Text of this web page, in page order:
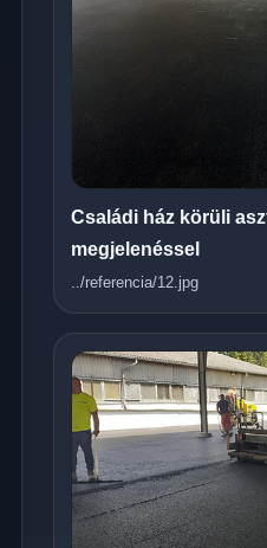
Családi ház körüli
megjelenéssel
../referencia/12.jpg